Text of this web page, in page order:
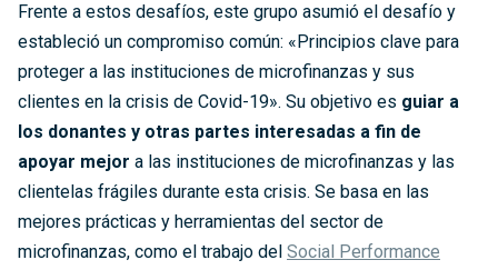
Frente a estos desafíos, este grupo asumió el desafío y
estableció un compromiso común: «Principios clave para
proteger a las instituciones de microfinanzas y sus
clientes en la crisis de Covid-19». Su objetivo es guiar a
los donantes y otras partes interesadas a fin de
apoyar mejor a las instituciones de microfinanzas y las
clientelas frágiles durante esta crisis. Se basa en las
mejores prácticas y herramientas del sector de
microfinanzas, como el trabajo del Social Performance